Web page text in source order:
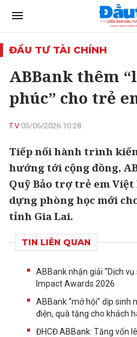
ĐẦU TƯ TÀI CHÍNH
ABBank thêm
phúc” cho trẻ
T.V 05/06/2026 10:28
Tiếp nối hành trình
hướng tới cộng đồng,
Quỹ Bảo trợ trẻ em Việt
dựng phòng học mới
tỉnh Gia Lai.
TIN LIÊN QUAN
ABBank nhận giải “Dịch
Impact Awards 2026
ABBank “mở hội” dịp sinh
điện, quà tặng cho khách
ĐHCĐ ABBank: Tăng vốn